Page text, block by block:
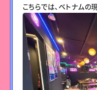
こちらでは、ベトナムの